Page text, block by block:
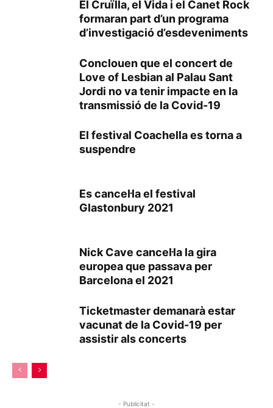
El Cruïlla, el Vida i el Canet Rock
formaran part d’un programa
d’investigació d’esdeveniments
Conclouen que el concert de
Love of Lesbian al Palau Sant
Jordi no va tenir impacte en la
transmissió de la Covid-19
El festival Coachella es torna a
suspendre
Es cancel·la el festival
Glastonbury 2021
Nick Cave cancel·la la gira
europea que passava per
Barcelona el 2021
Ticketmaster demanarà estar
vacunat de la Covid-19 per
assistir als concerts
- Publicitat -